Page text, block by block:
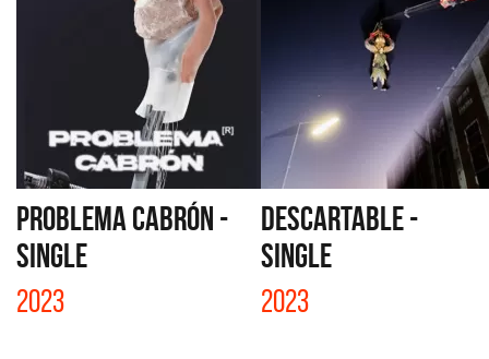
PROBLEMA CABRÓN -
SINGLE
2023
DESCARTABLE -
SINGLE
2023